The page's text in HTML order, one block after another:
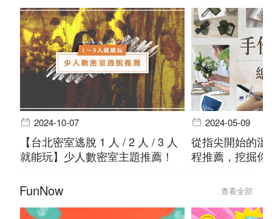
2024-10-07
【台北密室逃脫 1 人 / 2 人 / 3 人
就能玩】少人數密室主題推薦！
2024-05-09
從指尖開始的
程推薦，挖掘
FunNow 查看全部